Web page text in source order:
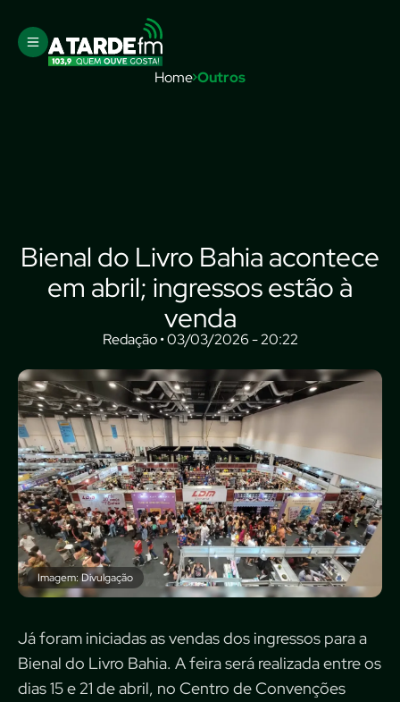
Home Outros
Bienal do Livro Bahia acontece
em abril; ingressos estão à
venda
Redação • 03/03/2026 - 20:22
Imagem: Divulgação
Já foram iniciadas as vendas dos ingressos para a
Bienal do Livro Bahia. A feira será realizada entre os
dias 15 e 21 de abril, no Centro de Convenções